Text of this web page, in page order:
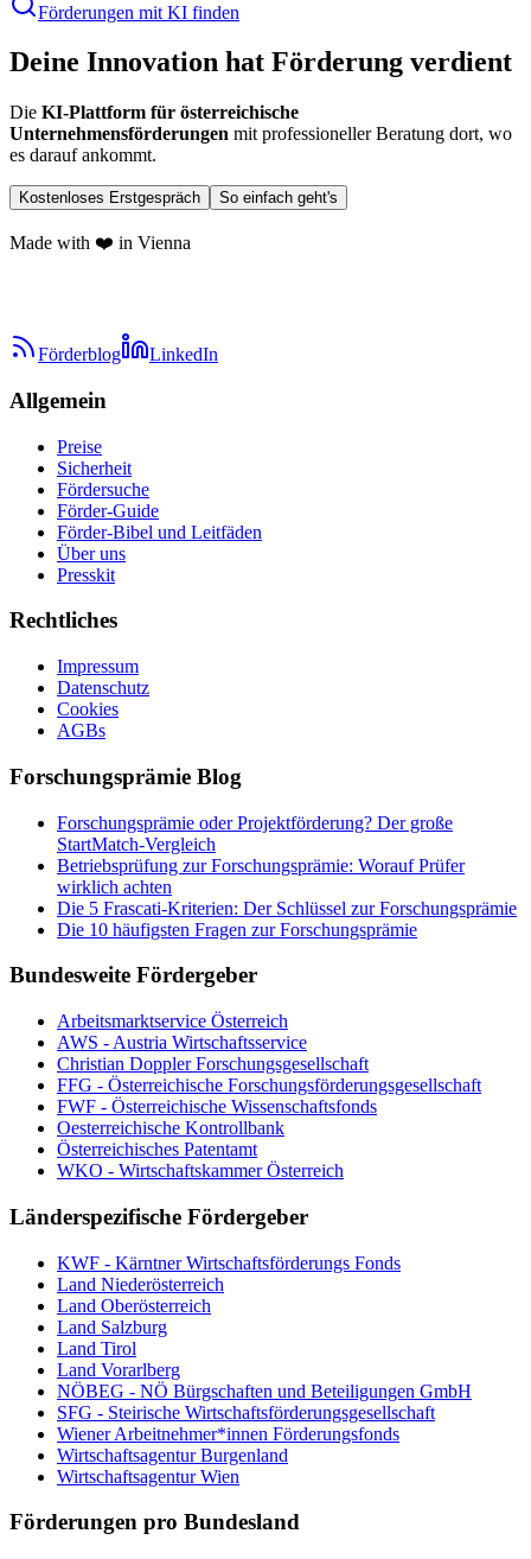
Förderungen mit KI finden
Deine Innovation hat Förderung verdient
Die KI-Plattform für österreichische
Unternehmensförderungen mit professioneller Beratung dort, wo
es darauf ankommt.
Kostenloses Erstgespräch So einfach geht's
Made with ❤️ in Vienna
Förderblog LinkedIn
Allgemein
Preise
Sicherheit
Fördersuche
Förder-Guide
Förder-Bibel und Leitfäden
Über uns
Presskit
Rechtliches
Impressum
Datenschutz
Cookies
AGBs
Forschungsprämie Blog
Forschungsprämie oder Projektförderung? Der große
StartMatch-Vergleich
Betriebsprüfung zur Forschungsprämie: Worauf Prüfer
wirklich achten
Die 5 Frascati-Kriterien: Der Schlüssel zur Forschungsprämie
Die 10 häufigsten Fragen zur Forschungsprämie
Bundesweite Fördergeber
Arbeitsmarktservice Österreich
AWS - Austria Wirtschaftsservice
Christian Doppler Forschungsgesellschaft
FFG - Österreichische Forschungs­förderungs­gesellschaft
FWF - Österreichische Wissenschaftsfonds
Oesterreichische Kontrollbank
Österreichisches Patentamt
WKO - Wirtschaftskammer Österreich
Länderspezifische Fördergeber
KWF - Kärntner Wirtschaftsförderungs Fonds
Land Niederösterreich
Land Oberösterreich
Land Salzburg
Land Tirol
Land Vorarlberg
NÖBEG - NÖ Bürgschaften und Beteiligungen GmbH
SFG - Steirische Wirtschaftsförderungsgesellschaft
Wiener Arbeitnehmer*innen Förderungsfonds
Wirtschaftsagentur Burgenland
Wirtschaftsagentur Wien
Förderungen pro Bundesland